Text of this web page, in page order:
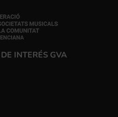
INTERÉS GVA